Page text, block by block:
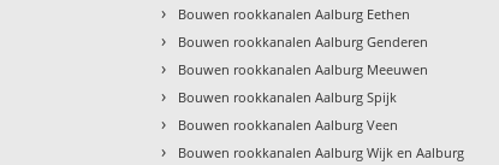
› Bouwen rookkanalen Aalburg Eethen
› Bouwen rookkanalen Aalburg Genderen
› Bouwen rookkanalen Aalburg Meeuwen
› Bouwen rookkanalen Aalburg Spijk
› Bouwen rookkanalen Aalburg Veen
› Bouwen rookkanalen Aalburg Wijk en Aalburg